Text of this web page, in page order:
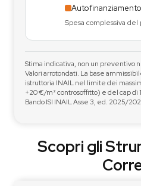
Spesa complessiva del
Stima indicativa, non un preventivo
Valori arrotondati. La base
istruttoria INAIL nel limite dei
+20 €/m² controsoffitto) e del cap di
Bando ISI INAIL Asse 3, ed. 2025/
Scopri gli